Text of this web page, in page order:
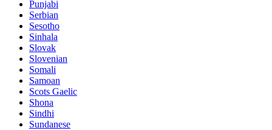
Punjabi
Serbian
Sesotho
Sinhala
Slovak
Slovenian
Somali
Samoan
Scots Gaelic
Shona
Sindhi
Sundanese